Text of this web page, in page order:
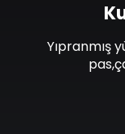
Yıpranmış